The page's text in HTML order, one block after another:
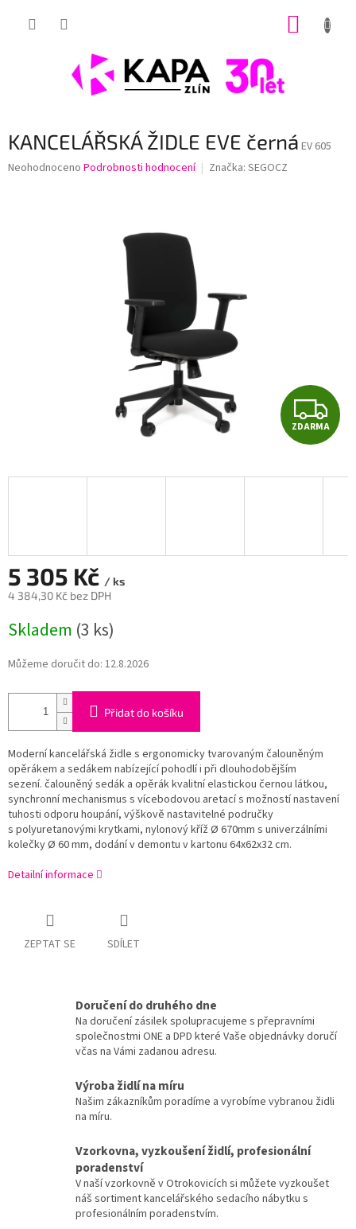
KANCELÁŘSKÁ ŽIDLE EVE černá EV 605
Průměrné
Neohodnoceno Podrobnosti hodnocení Značka: SEGOCZ
Z
D
A
ZDARMA
5 305 Kč / ks
4 384,30 Kč bez DPH
cena:
Skladem (3 ks)
Můžeme doručit do: 12.8.2026
Přidat do košíku
Moderní kancelářská židle s ergonomicky tvarovaným čalouněným
opěrákem a sedákem nabízející pohodlí i při dlouhodobějším
sezení. čalouněný sedák a opěrák kvalitní elastickou černou látkou,
synchronní mechanismus s vícebodovou aretací s možností nastavení
tuhosti odporu houpání, výškově nastavitelné područky
s polyuretanovými krytkami, nylonový kříž Ø 670mm s univerzálními
kolečky Ø 60 mm, dodání v demontu v kartonu 64x62x32 cm.
Detailní informace
ZEPTAT SE SDÍLET
Doručení do druhého dne
Na doručení zásilek spolupracujeme s přepravními
společnostmi ONE a DPD které Vaše objednávky doručí
včas na Vámi zadanou adresu.
Výroba židlí na míru
Našim zákazníkům poradíme a vyrobíme vybranou židli
na míru.
Vzorkovna, vyzkoušení židlí, profesionální
poradenství
V naší vzorkovně v Otrokovicích si můžete vyzkoušet
náš sortiment kancelářského sedacího nábytku s
profesionálním poradenstvím.